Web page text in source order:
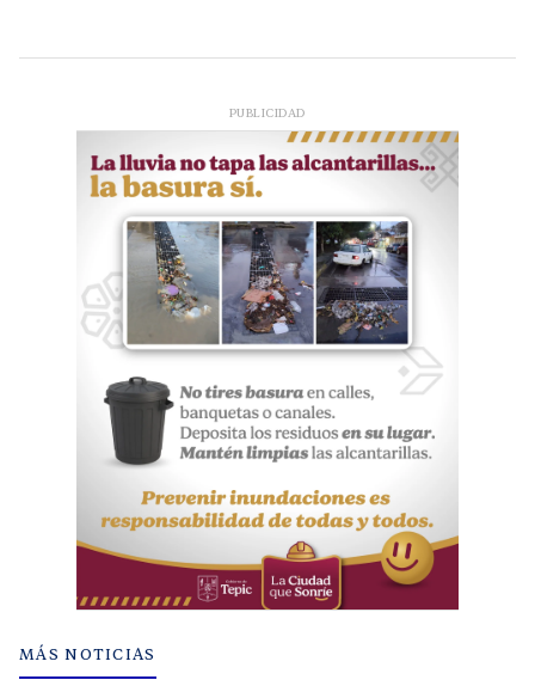
PUBLICIDAD
MÁS NOTICIAS